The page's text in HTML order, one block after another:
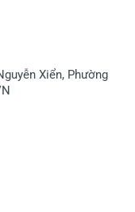
Xiển, Phường